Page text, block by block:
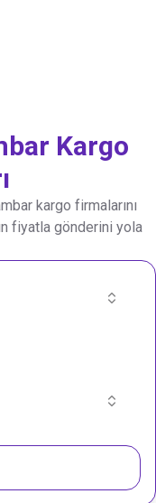
Kargo
kargo firmalarını
fiyatla gönderini yola